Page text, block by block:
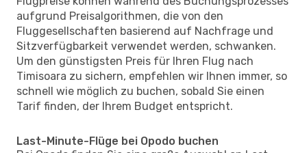
aufgrund Preisalgorithmen, die von den
Fluggesellschaften basierend auf Nachfrage und
Sitzverfügbarkeit verwendet werden, schwanken.
Um den günstigsten Preis für Ihren Flug nach
Timisoara zu sichern, empfehlen wir Ihnen immer, so
schnell wie möglich zu buchen, sobald Sie einen
Tarif finden, der Ihrem Budget entspricht.
Last-Minute-Flüge bei Opodo buchen